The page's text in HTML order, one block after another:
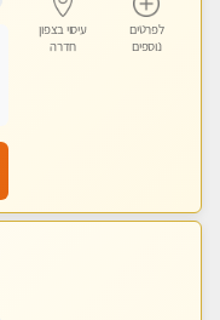
לפרטים
נוספים
עיסוי בצפון
חדרה